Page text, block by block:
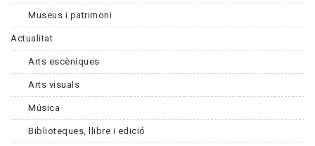
Museus i patrimoni
Actualitat
Arts escèniques
Arts visuals
Música
Biblioteques, llibre i edició